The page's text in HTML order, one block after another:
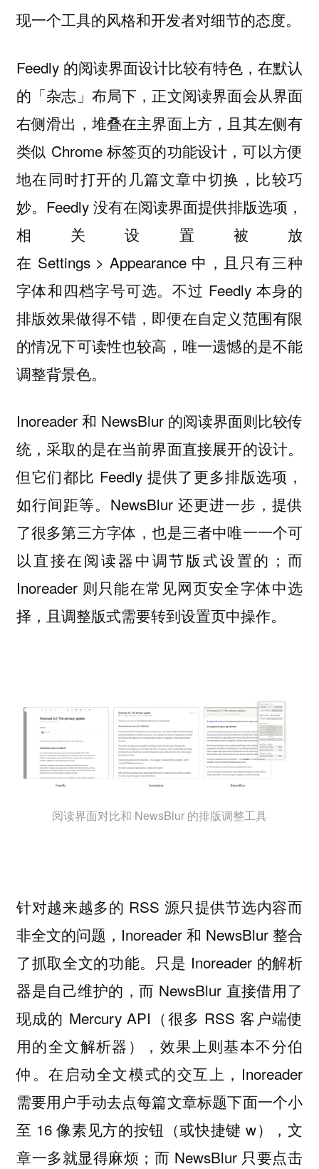
现一个工具的风格和开发者对细节的态度。
Feedly 的阅读界面设计比较有特色，在默认
的「杂志」布局下，正文阅读界面会从界面
右侧滑出，堆叠在主界面上方，且其左侧有
类似 Chrome 标签页的功能设计，可以方便
地在同时打开的几篇文章中切换，比较巧
妙。Feedly 没有在阅读界面提供排版选项，
相关设置被放
在 Settings > Appearance 中，且只有三种
字体和四档字号可选。不过 Feedly 本身的
排版效果做得不错，即便在自定义范围有限
的情况下可读性也较高，唯一遗憾的是不能
调整背景色。
Inoreader 和 NewsBlur 的阅读界面则比较传
统，采取的是在当前界面直接展开的设计。
但它们都比 Feedly 提供了更多排版选项，
如行间距等。NewsBlur 还更进一步，提供
了很多第三方字体，也是三者中唯一一个可
以直接在阅读器中调节版式设置的；而
Inoreader 则只能在常见网页安全字体中选
择，且调整版式需要转到设置页中操作。
阅读界面对比和 NewsBlur 的排版调整工具
针对越来越多的 RSS 源只提供节选内容而
非全文的问题，Inoreader 和 NewsBlur 整合
了抓取全文的功能。只是 Inoreader 的解析
器是自己维护的，而 NewsBlur 直接借用了
现成的 Mercury API（很多 RSS 客户端使
用的全文解析器），效果上则基本不分伯
仲。在启动全文模式的交互上，Inoreader
需要用户手动去点每篇文章标题下面一个小
至 16 像素见方的按钮（或快捷键 w），文
章一多就显得麻烦；而 NewsBlur 只要点击